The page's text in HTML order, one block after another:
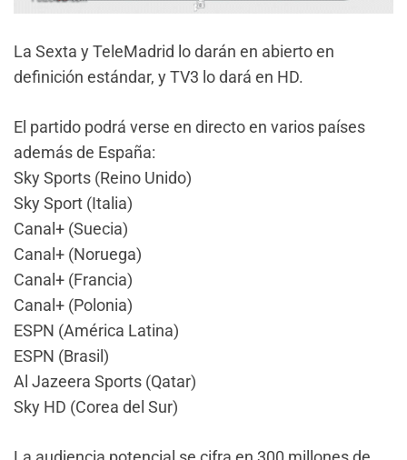
La Sexta y TeleMadrid lo darán en abierto en
definición estándar, y TV3 lo dará en HD.
El partido podrá verse en directo en varios países
además de España:
Sky Sports (Reino Unido)
Sky Sport (Italia)
Canal+ (Suecia)
Canal+ (Noruega)
Canal+ (Francia)
Canal+ (Polonia)
ESPN (América Latina)
ESPN (Brasil)
Al Jazeera Sports (Qatar)
Sky HD (Corea del Sur)